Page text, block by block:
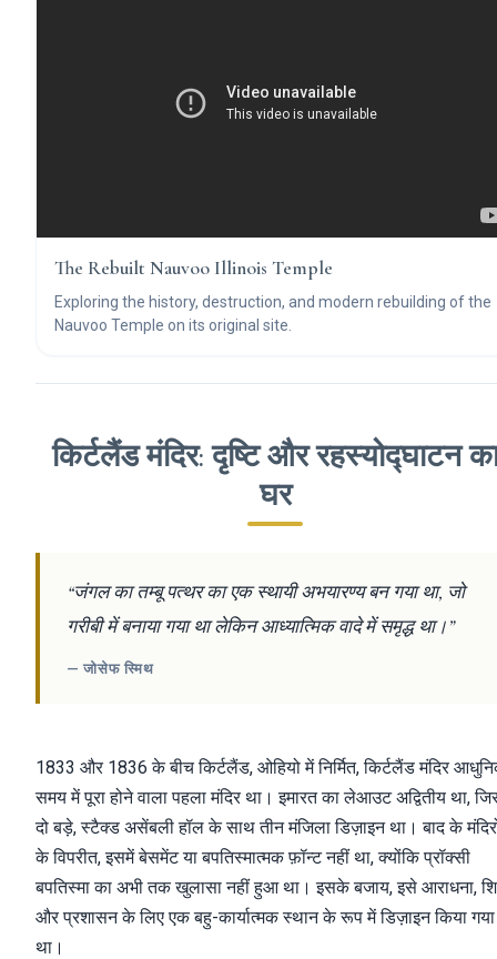
The Rebuilt Nauvoo Illinois Temple
Exploring the history, destruction, and modern rebuilding of the
Nauvoo Temple on its original site.
किर्टलैंड मंदिर: दृष्टि और रहस्योद्घाटन
घर
“जंगल का तम्बू पत्थर का एक स्थायी अभयारण्य बन गया था, जो
गरीबी में बनाया गया था लेकिन आध्यात्मिक वादे में समृद्ध था।”
— जोसेफ स्मिथ
1833 और 1836 के बीच किर्टलैंड, ओहियो में निर्मित, किर्टलैंड मंदिर
समय में पूरा होने वाला पहला मंदिर था। इमारत का लेआउट अद्वितीय था,
दो बड़े, स्टैक्ड असेंबली हॉल के साथ तीन मंजिला डिज़ाइन था। बाद के
के विपरीत, इसमें बेसमेंट या बपतिस्मात्मक फ़ॉन्ट नहीं था, क्योंकि प्रॉक्सी
बपतिस्मा का अभी तक खुलासा नहीं हुआ था। इसके बजाय, इसे आराधना,
और प्रशासन के लिए एक बहु-कार्यात्मक स्थान के रूप में डिज़ाइन किया गया
था।